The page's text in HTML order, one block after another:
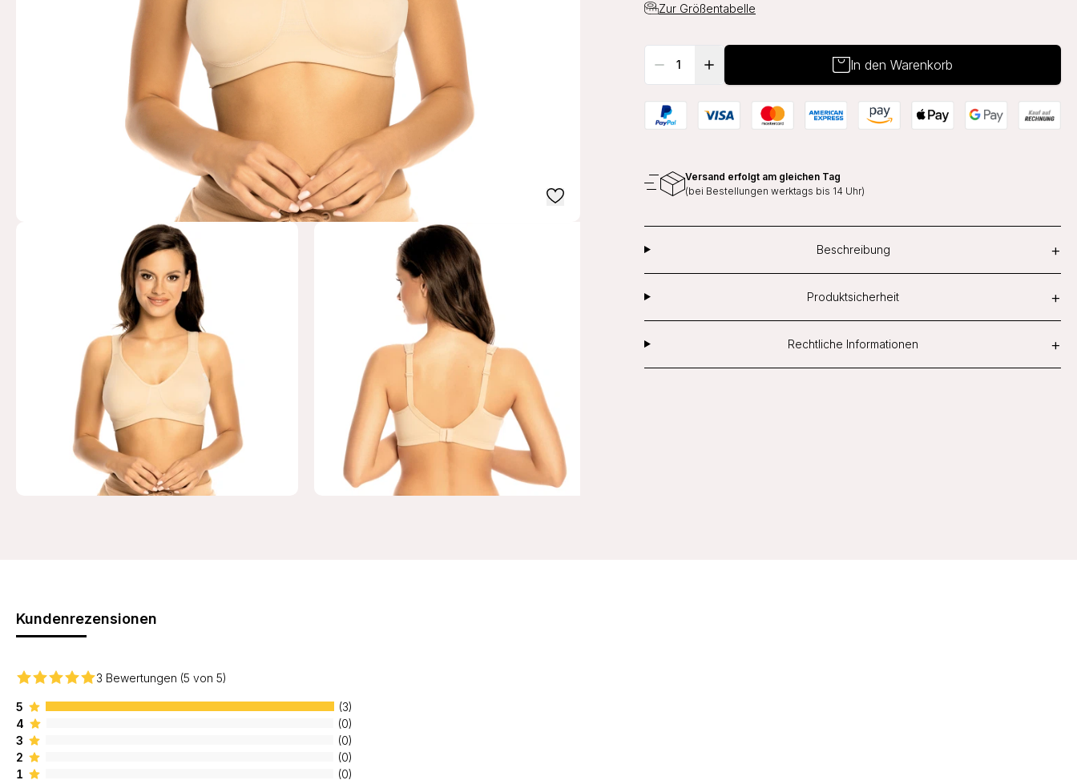
Zur Größentabelle
In den Warenkorb
Versand erfolgt am gleichen Tag
(bei Bestellungen werktags bis 14 Uhr)
Beschreibung +
Produktsicherheit +
Rechtliche Informationen +
Kundenrezensionen
3 Bewertungen (5 von 5)
5
(3)
4
(0)
3
(0)
2
(0)
1
(0)